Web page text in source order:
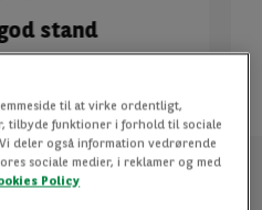
stand
til at virke ordentligt,
tilbyde funktioner i forhold til sociale
deler også information vedrørende
sociale medier, i reklamer og med
Policy